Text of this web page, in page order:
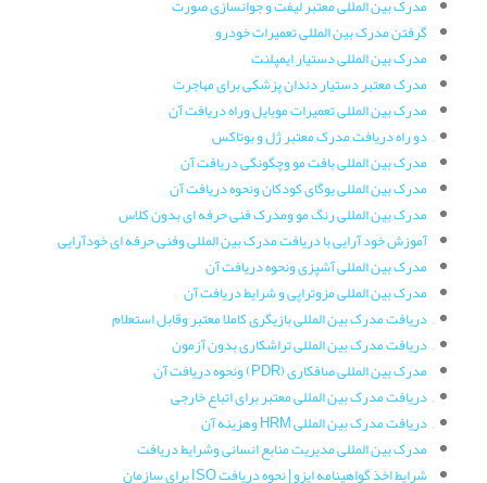
مدرک بین المللی معتبر لیفت و جوانسازی صورت
گرفتن مدرک بین المللی تعمیرات خودرو
مدرک بین المللی دستیار ایمپلنت
مدرک معتبر دستیار دندان پزشکی برای مهاجرت
مدرک بین المللی تعمیرات موبایل وراه دریافت آن
دو راه دریافت مدرک معتبر ژل و بوتاکس
مدرک بین المللی بافت مو وچگونگی دریافت آن
مدرک بین المللی یوگای کودکان ونحوه دریافت آن
مدرک بین المللی رنگ مو ومدرک فنی حرفه ای بدون کلاس
آموزش خود آرایی با دریافت مدرک بین المللی وفنی حرفه ای خودآرایی
مدرک بین المللی آشپزی ونحوه دریافت آن
مدرک بین المللی مزوتراپی و شرایط دریافت آن
دریافت مدرک بین المللی بازیگری کاملا معتبر وقابل استعلام
دریافت مدرک بین المللی تراشکاری بدون آزمون
مدرک بین المللی صافکاری (PDR) ونحوه دریافت آن
دریافت مدرک بین المللی معتبر برای اتباع خارجی
دریافت مدرک بین المللی HRM وهزینه آن
مدرک بین المللی مدیریت منابع انسانی وشرایط دریافت
شرایط اخذ گواهینامه ایزو | نحوه دریافت ISO برای سازمان